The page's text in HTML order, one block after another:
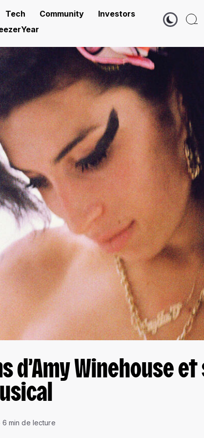
Tech Community
Investors
d’Amy Winehouse et
6 min de lecture